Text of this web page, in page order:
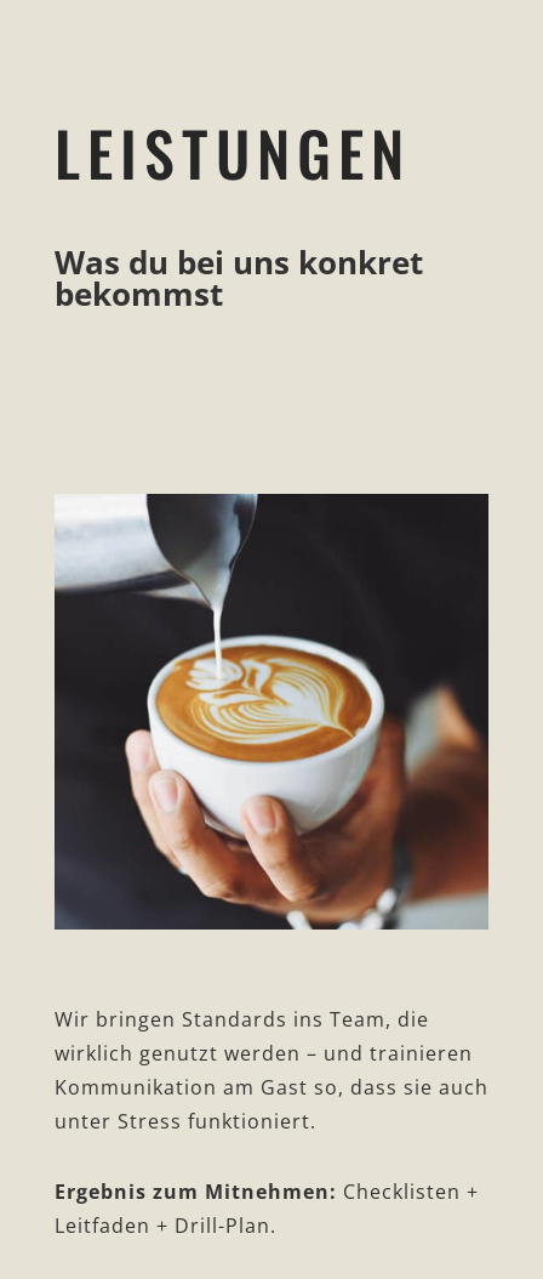
LEISTUNGEN
Was du bei uns konkret
bekommst
Wir bringen Standards ins Team, die
wirklich genutzt werden – und trainieren
Kommunikation am Gast so, dass sie auch
unter Stress funktioniert.
Ergebnis zum Mitnehmen: Checklisten +
Leitfaden + Drill-Plan.